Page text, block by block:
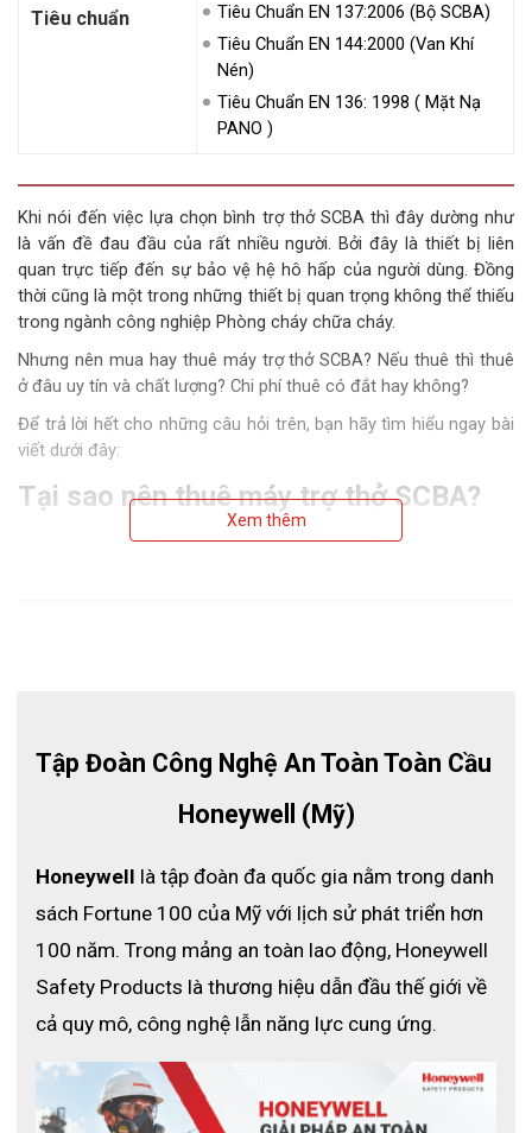
Tiêu chuẩn
Tiêu Chuẩn EN 137:2006 (bộ SCBA)
Tiêu Chuẩn EN 144:2000 (van Khí
Nén)
Tiêu Chuẩn EN 136: 1998 ( Mặt Nạ
PANO )
Khi nói đến việc lựa chọn bình trợ thở SCBA thì đây dường như
là vấn đề đau đầu của rất nhiều người. Bởi đây là thiết bị liên
quan trực tiếp đến sự bảo vệ hệ hô hấp của người dùng. Đồng
thời cũng là một trong những thiết bị quan trọng không thể thiếu
trong ngành công nghiệp Phòng cháy chữa cháy.
Nhưng nên mua hay thuê máy trợ thở SCBA? Nếu thuê thì thuê
ở đâu uy tín và chất lượng? Chi phí thuê có đắt hay không?
Để trả lời hết cho những câu hỏi trên, bạn hãy tìm hiểu ngay bài
viết dưới đây:
Tại sao nên thuê máy trợ thở SCBA?
lựa chọn tuyệt vời. Tại sao bạn phải trả một khoản chi phí vốn
lớn trước và sau đó cũng phải trả để duy trì các tài sản đó suốt
Xem thêm
Tập Đoàn Công Nghệ An Toàn Toàn Cầu
Honeywell (Mỹ)
Honeywell là tập đoàn đa quốc gia nằm trong danh
sách Fortune 100 của Mỹ với lịch sử phát triển hơn
100 năm. Trong mảng an toàn lao động, Honeywell
Safety Products là thương hiệu dẫn đầu thế giới về
cả quy mô, công nghệ lẫn năng lực cung ứng.